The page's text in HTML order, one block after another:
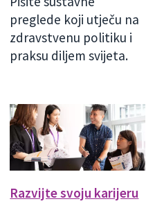
preglede koji utječu na
zdravstvenu politiku i
praksu diljem svijeta.
Razvijte svoju karijeru